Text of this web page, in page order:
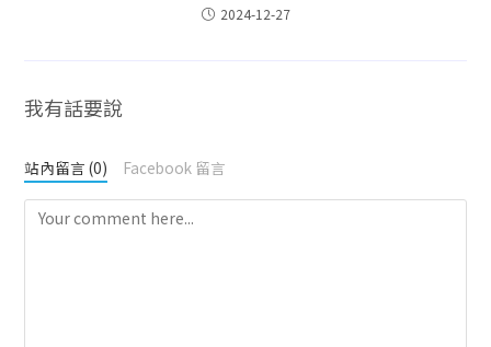
2024-12-27
我有話要說
站內留言 (0) Facebook 留言